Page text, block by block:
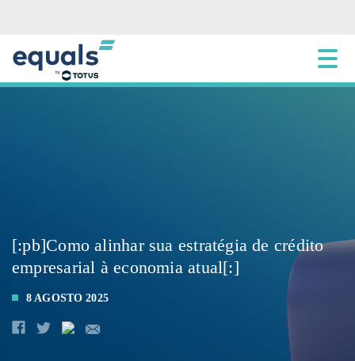
[:pb]Como alinhar sua estratégia de crédito
empresarial à economia atual[:]
8 AGOSTO 2025